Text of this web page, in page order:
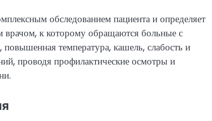
обследованием пациента и определяет
врачом, к которому обращаются больные с
температура, кашель, слабость и
проводя профилактические осмотры и